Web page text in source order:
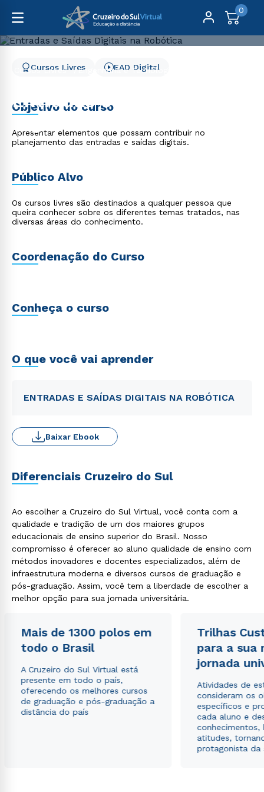
0
Cursos Livres
Engenharia e Tecnologia
Entradas e Saídas
Digitais na Robótica
Cursos Livres EAD Digital
Objetivo do curso
Apresentar elementos que possam contribuir no
planejamento das entradas e saídas digitais.
Público Alvo
Os cursos livres são destinados a qualquer pessoa que
queira conhecer sobre os diferentes temas tratados, nas
diversas áreas do conhecimento.
Coordenação do Curso
Conheça o curso
O que você vai aprender
ENTRADAS E SAÍDAS DIGITAIS NA ROBÓTICA
Baixar Ebook
Diferenciais Cruzeiro do Sul
Ao escolher a Cruzeiro do Sul Virtual, você conta com a
qualidade e tradição de um dos maiores grupos
educacionais de ensino superior do Brasil. Nosso
compromisso é oferecer ao aluno qualidade de ensino com
métodos inovadores e docentes especializados, além de
infraestrutura moderna e diversos cursos de graduação e
pós-graduação. Assim, você tem a liberdade de escolher a
melhor opção para sua jornada universitária.
Mais de 1300 polos em
todo o Brasil
A Cruzeiro do Sul Virtual está
presente em todo o país,
oferecendo os melhores cursos
de graduação e pós-graduação a
distância do país
Trilhas
para a sua
jornada
Atividades de
consideram os
específicos e
cada aluno e
conhecimentos,
atitudes,
protagonista da